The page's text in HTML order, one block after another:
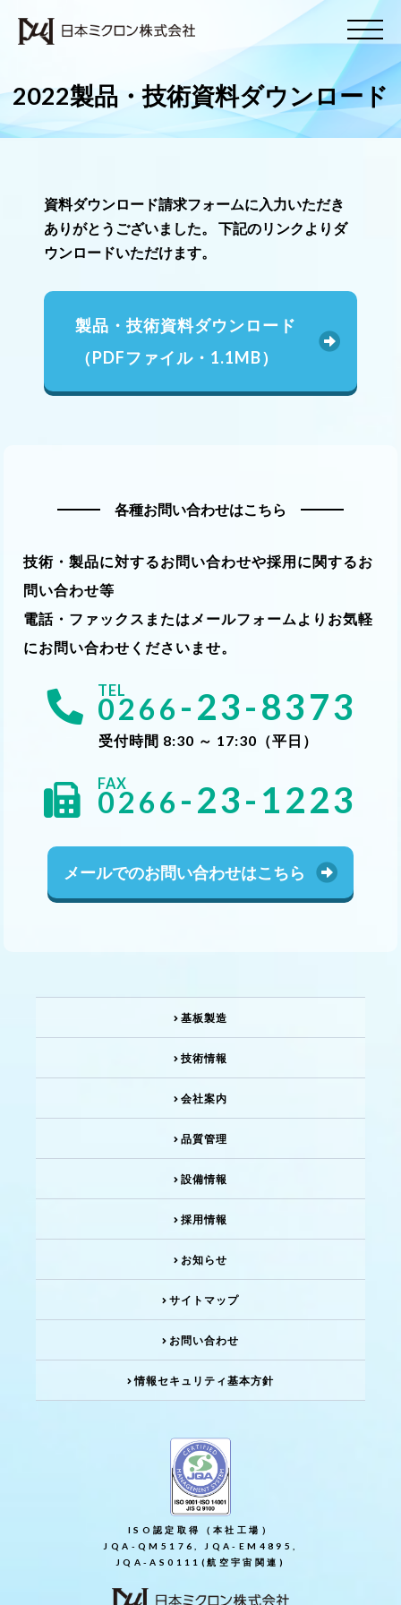
2022製品・技術資料ダウンロード
資料ダウンロード請求フォームに入力いただき
ありがとうございました。 下記のリンクよりダ
ウンロードいただけます。
製品・技術資料ダウンロード
（PDFファイル・1.1MB）
各種お問い合わせはこちら
技術・製品に対するお問い合わせや採用に関するお
問い合わせ等
電話・ファックスまたはメールフォームよりお気軽
にお問い合わせくださいませ。
0266 -23-8373
受付時間 8:30 ～ 17:30（平日）
0266 -23-1223
メールでのお問い合わせはこちら
基板製造
技術情報
会社案内
品質管理
設備情報
採用情報
お知らせ
サイトマップ
お問い合わせ
情報セキュリティ基本方針
ISO認定取得（本社工場）
JQA-QM5176, JQA-EM4895,
JQA-AS0111(航空宇宙関連)